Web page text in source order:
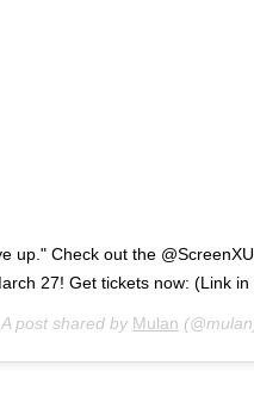
up." Check out the
27! Get tickets now: (Link in
A post shared by Mulan